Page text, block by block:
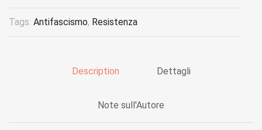
Tags: Antifascismo, Resistenza
Description Dettagli
Note sull'Autore